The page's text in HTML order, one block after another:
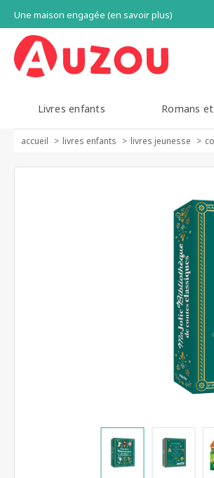
Une maison engagée (en savoir plus)
Livres enfants Romans
accueil livres enfants livres jeunesse